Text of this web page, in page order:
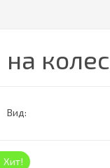
на
Вид:
Хит!